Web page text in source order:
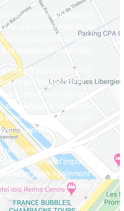
toute l’offre immobilière
que ce soit maison ou
vous proposons un suivi
la revente de votre bien.
d’expériences en
en finance et
accompagnons afin de
plus adapté à vos besoins
votre capacité financière
le bien idéal.
une simulation financière
économie d’impôt si
mais également
afin d’équilibrer